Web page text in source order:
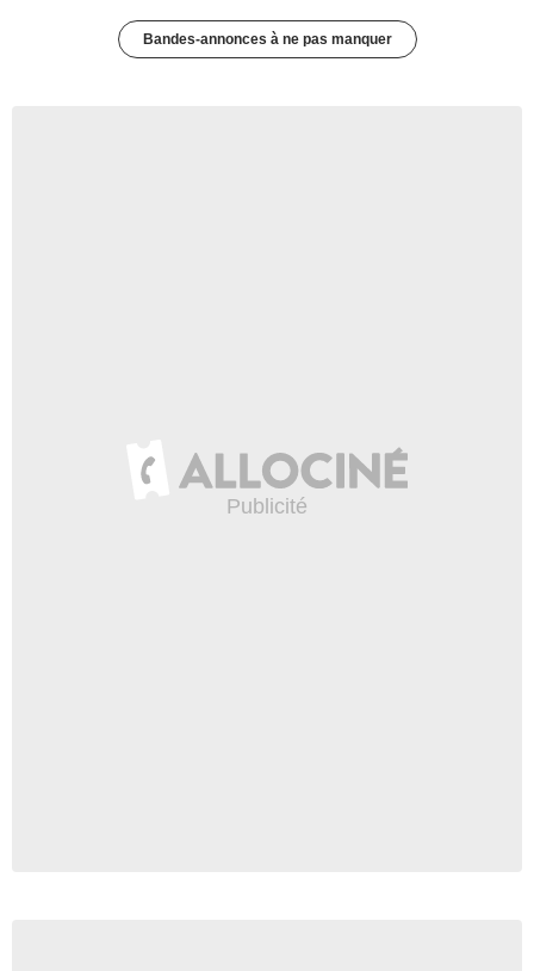
Bandes-annonces à ne pas manquer